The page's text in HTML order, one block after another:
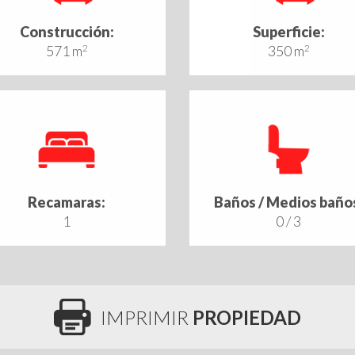
Construcción:
571 m2
Superficie:
350 m2
Recamaras:
1
Baños / Medios
0 / 3
IMPRIMIR PROPIEDAD